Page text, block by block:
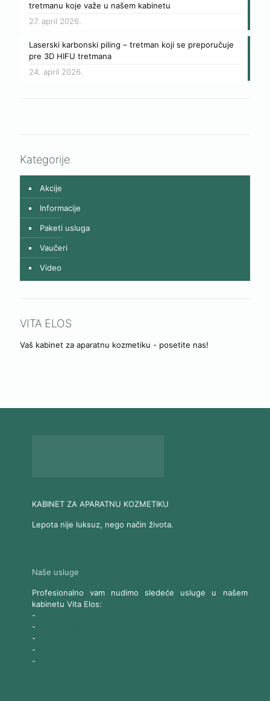
tretmanu koje važe u našem kabinetu
27. april 2026.
Laserski karbonski piling – tretman koji se preporučuje
pre 3D HIFU tretmana
24. april 2026.
Kategorije
Akcije
Informacije
Paketi usluga
Vaučeri
Video
VITA ELOS
Vaš kabinet za aparatnu kozmetiku - posetite nas!
KABINET ZA APARATNU KOZMETIKU
Lepota nije luksuz, nego način života.
Naše usluge
Profesionalno vam nudimo sledeće usluge u našem
kabinetu Vita Elos:
-
-
-
-
-